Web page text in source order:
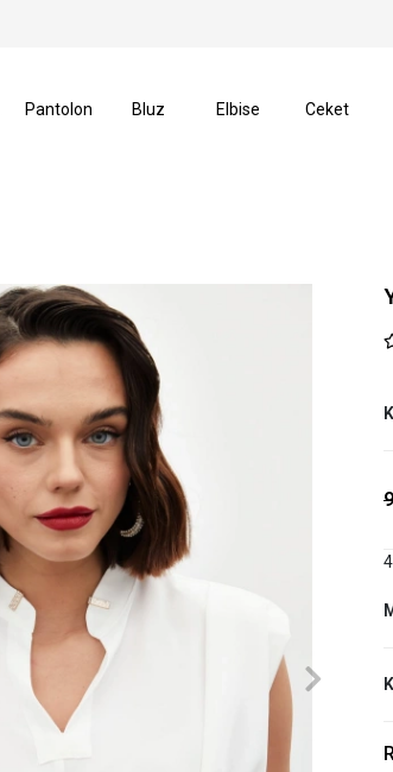
Pantolon Bluz Elbise Ceket